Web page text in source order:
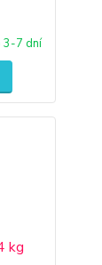
3-7 dní